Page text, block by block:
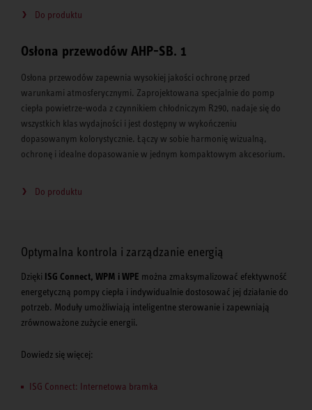
Do produktu
Osłona przewodów AHP-SB. 1
Osłona przewodów zapewnia wysokiej jakości ochronę przed
warunkami atmosferycznymi. Zaprojektowana specjalnie do pomp
ciepła powietrze-woda z czynnikiem chłodniczym R290, nadaje się do
wszystkich klas wydajności i jest dostępny w wykończeniu
dopasowanym kolorystycznie. Łączy w sobie harmonię wizualną,
ochronę i idealne dopasowanie w jednym kompaktowym akcesorium.
Do produktu
Optymalna kontrola i zarządzanie energią
Dzięki ISG Connect, WPM i WPE można zmaksymalizować efektywność
energetyczną pompy ciepła i indywidualnie dostosować jej działanie do
potrzeb. Moduły umożliwiają inteligentne sterowanie i zapewniają
zrównoważone zużycie energii.
Dowiedz się więcej:
ISG Connect: Internetowa bramka